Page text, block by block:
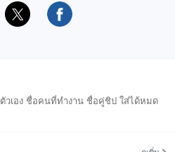
ตัวเอง ชื่อคนที่ทำงาน ชื่อคู่ชิป ใส่ได้หมด